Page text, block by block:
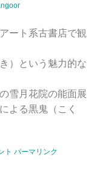
ート系古書店で観
）という魅力的な
雪月花院の能面展
よる黒鬼（こく
ト パーマリンク